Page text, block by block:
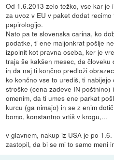
Od 1.6.2013 zelo težko, vse kar je
za uvoz v EU v paket dodat
papirologijo.
Nato pa te slovenska carina, ko
podatke, ti ene maljonkrat pošlje
izpolnit kot pravna oseba, ker je
traja še kakšen mesec, da
in da naj ti končno predloži
ko končno vse to urediš, ti
stroške (cena zadeve IN
omenim, da ti umes ene parkat
kurcu (ga nimajo) in se z enim
bomo, konstantno vrtiš v krogu,...
v glavnem, nakup iz USA je po
zastopil, da bi se mi to samo meni